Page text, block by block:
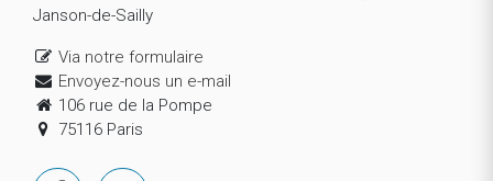
Janson-de-Sailly
Via notre formulaire
Envoyez-nous un e-mail
106 rue de la Pompe
75116 Paris